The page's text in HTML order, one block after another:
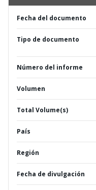
Fecha del documento
Tipo de documento
Número del informe
Volumen
Total Volume(s)
País
Región
Fecha de divulgación